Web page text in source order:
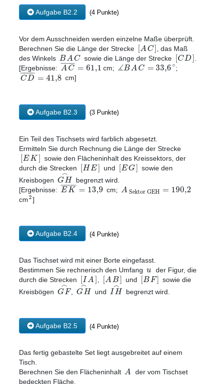
Aufgabe B2.2 (4 Punkte)
Vor dem Ausschneiden werden einzelne Maße überprüft.
Berechnen Sie die Länge der Strecke [AC]
, das Maß
des Winkels BAC sowie die Länge der Strecke [CD]
[Ergebnisse: AC
− −
− =61,1 cm; ∡BAC =33,6∘;
CD
− −
−− =41,8 cm]
Aufgabe B2.3 (3 Punkte)
Ein Teil des Tischsets wird farblich abgesetzt.
Ermitteln Sie durch Rechnung die Länge der Strecke
[EK] sowie den Flächeninhalt des Kreissektors, der
durch die Strecken
[HE] und [EG] sowie den
Kreisbogen GH
⌢
begrenzt wird.
[Ergebnisse: EK
− −
−− = 13,9 cm; ASektor GEH = 190,2
cm2]
Aufgabe B2.4 (4 Punkte)
Das Tischset wird mit einer Borte eingefasst.
Bestimmen Sie rechnerisch den Umfang u der Figur, die
durch die Strecken
[IA] [AB] und [BF] sowie die
Kreisbögen GF
⌢
, GH
⌢
und IH
⌢
begrenzt wird.
Aufgabe B2.5 (4 Punkte)
Das fertig gebastelte Set liegt ausgebreitet auf einem
Tisch.
Berechnen Sie den Flächeninhalt A der vom Tischset
bedeckten Fläche.